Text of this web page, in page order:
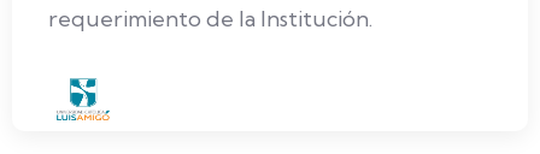
requerimiento de la Institución.